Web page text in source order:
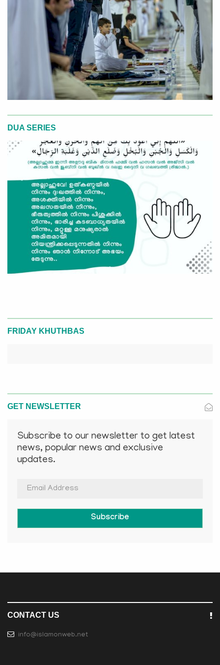
DUA SERIES
FRIDAY KHUTHBAS
GET NEWSLETTER
Subscribe to our newsletter to get latest
news, popular news and exclusive
updates.
Subscribe
CONTACT US
info@islamonweb.net